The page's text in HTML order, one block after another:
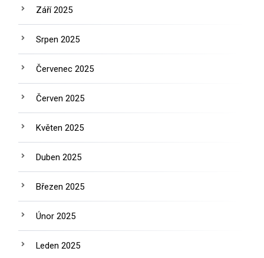
Září 2025
Srpen 2025
Červenec 2025
Červen 2025
Květen 2025
Duben 2025
Březen 2025
Únor 2025
Leden 2025